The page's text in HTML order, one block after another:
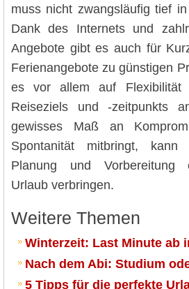
muss nicht zwangsläufig tief
Dank des Internets und
Angebote gibt es auch für
Ferienangebote zu günstigen
es vor allem auf
Reiseziels und -zeitpunkts
gewisses Maß an
Spontanität mitbringt,
Planung und Vorbereitung
Urlaub verbringen.
Weitere Themen
Winterzeit: Last Minute ab
Nach dem Abi: Studium
5 Tipps für die perfekte